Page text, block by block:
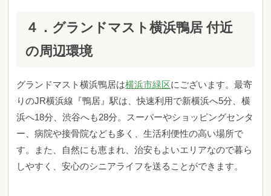
４．グランドマスト横浜鴨居 付近
の周辺環境
グランドマスト横浜鴨居は横浜市緑区にございます。最寄
りのJR横浜線『鴨居』駅は、快速利用で新横浜へ5分、横
浜へ18分、渋谷へも28分。スーパーやショッピングセンタ
ー、病院や接骨院なども多く、生活利便性の高い場所で
す。また、自然にも恵まれ、治安もよいエリアなので暮ら
しやすく、安心のシニアライフを送ることができます。